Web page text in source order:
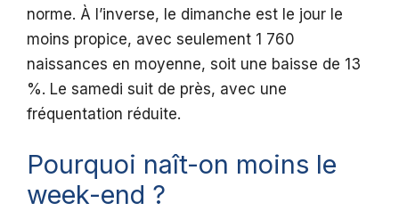
norme. À l’inverse, le dimanche est le jour le
moins propice, avec seulement 1 760
naissances en moyenne, soit une baisse de 13
%. Le samedi suit de près, avec une
fréquentation réduite.
Pourquoi naît-on moins le
week-end ?